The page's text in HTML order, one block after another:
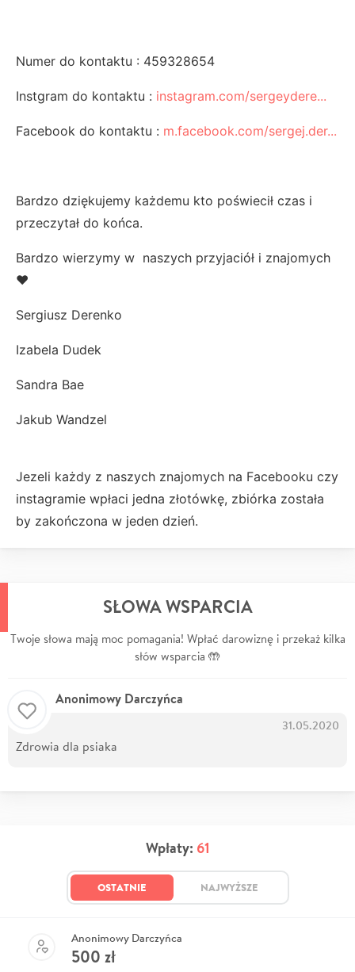
Numer do kontaktu : 459328654
Instgram do kontaktu : instagram.com/sergeydere...
Facebook do kontaktu : m.facebook.com/sergej.der...
Bardzo dziękujemy każdemu kto poświecił czas i
przeczytał do końca.
Bardzo wierzymy w naszych przyjaciół i znajomych
❤️
Sergiusz Derenko
Izabela Dudek
Sandra Bae
Jakub Wandzel
Jezeli każdy z naszych znajomych na Facebooku czy
instagramie wpłaci jedna złotówkę, zbiórka została
by zakończona w jeden dzień.
SŁOWA WSPARCIA
Twoje słowa mają moc pomagania! Wpłać darowiznę i przekaż kilka
słów wsparcia 🤲
Anonimowy Darczyńca
31.05.2020
Zdrowia dla psiaka
Wpłaty: 61
OSTATNIE NAJWYŻSZE
Anonimowy Darczyńca
500 zł